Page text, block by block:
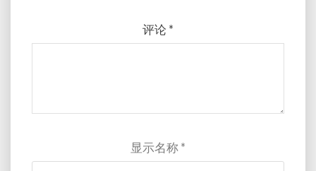
评论 *
显示名称*